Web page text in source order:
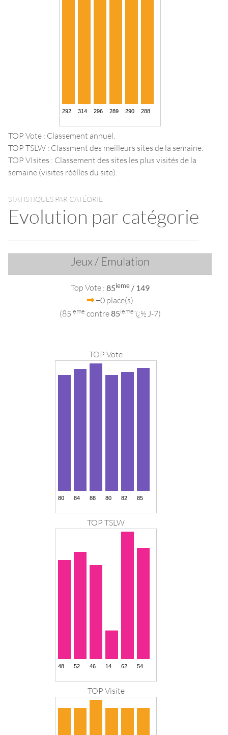
TOP Vote : Classement annuel.
TOP TSLW : Classment des meilleurs sites de la semaine.
TOP VIsites : Classement des sites les plus visités de la
semaine (visites réèlles du site).
STATISTIQUES PAR CATÉORIE
Evolution par catégorie
Jeux / Emulation
Top Vote : 85ieme/ 149
+0 place(s)
(85ieme contre85ieme ï¿½ J-7)
TOP Vote
TOP TSLW
TOP Visite